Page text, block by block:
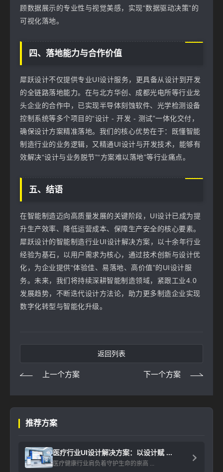
顾数据展示的专业性与视觉美感，实现“数据驱动决策”的
可视化落地。
四、落地能力与合作价值
犀跃设计不仅提供专业UI设计服务，更具备从设计到开发
的全链路落地能力。在与北方华创、成都光电所等行业龙
头企业的合作中，已实现半导体刻蚀软件、光学检测设备
控制系统等多个项目的“设计 - 开发 - 测试”一体化交付，
确保设计方案精准落地。我们的核心优势在于：既懂智能
制造行业的业务逻辑，又精通UI设计与开发技术，能够有
效解决“设计与业务脱节”“方案难以落地”等行业痛点。
五、结语
在智能制造迈向高质量发展的关键阶段，UI设计已成为提
升生产效率、降低运营成本、保障生产安全的核心要素。
犀跃设计的智能制造行业UI设计解决方案，以十余年行业
经验为基石，以用户需求为核心，通过技术创新与设计优
化，为企业提供“体验佳、易落地、高价值”的UI设计服
务。未来，我们将持续深耕智能制造领域，紧跟工业4.0
发展趋势，不断迭代设计方法论，助力更多制造企业实现
数字化转型与智能化升级。
上一个方案
返回列表
下一个方案
推荐方案
医疗行业UI设计解决方案：以设计赋 ...
医疗健康行业肩负着守护生命的崇高 ...